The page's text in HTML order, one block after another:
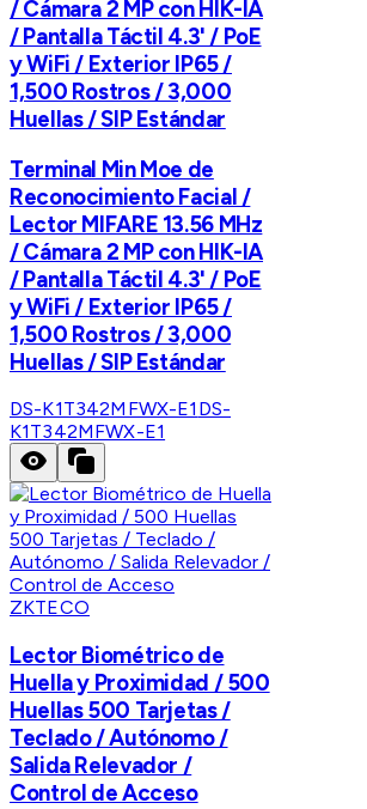
/ Cámara 2 MP con HIK-IA
/ Pantalla Táctil 4.3' / PoE
y WiFi / Exterior IP65 /
1,500 Rostros / 3,000
Huellas / SIP Estándar
Terminal Min Moe de
Reconocimiento Facial /
Lector MIFARE 13.56 MHz
/ Cámara 2 MP con HIK-IA
/ Pantalla Táctil 4.3' / PoE
y WiFi / Exterior IP65 /
1,500 Rostros / 3,000
Huellas / SIP Estándar
DS-K1T342MFWX-E1 DS-
K1T342MFWX-E1
ZKTECO
Lector Biométrico de
Huella y Proximidad / 500
Huellas 500 Tarjetas /
Teclado / Autónomo /
Salida Relevador /
Control de Acceso